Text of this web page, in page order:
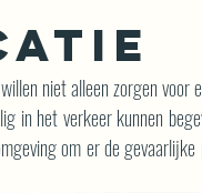
niet alleen zorgen voor
in het verkeer kunnen
om er de